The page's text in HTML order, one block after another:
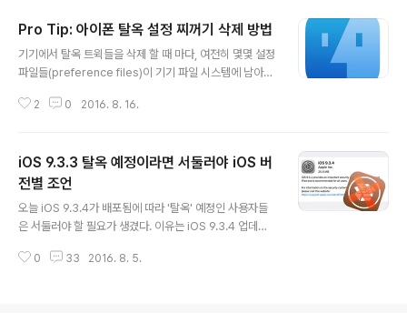
Pro Tip: 아이폰 탈옥 설정 찌꺼기 삭제 방법
기기에서 탈옥 트윅들을 삭제 할 때 마다, 여전히 몇몇 설정
파일들(preference files)이 기기 파일 시스템에 남아있
ning)이 가능하고 불필요한 찌꺼기 설정 파일들을 삭제 할
한 후에, 아마도 기기에 남은 찌꺼기 파일들(이전 설정들을
포함)을 기기에서 삭제 하기를 원할 수도 있다. 이 파일들은
일반적으로 트윅들을 설치 한 후 설정한 설정값들이 저장
되며, 설정 옵션이 없는 트윅들 또한 기본값들이 저장된다.
기기의 파일 시스템에 만들기도 하지만, 이런 것들은..
2 0 2016. 8. 16.
iOS 9.3.3 탈옥 예정이라면 서둘러야 iOS 버
전별 조언
오늘 iOS 9.3.4가 배포됨에 따라 '탈옥' 예정인 사용자들
은 서둘러야 할 필요가 생겼다. 이유는 iOS 9.3.4 업데이
옥(Semi-tethered)을 지원하는 Pangu Tool 에 대한
0 33 2016. 8. 5.